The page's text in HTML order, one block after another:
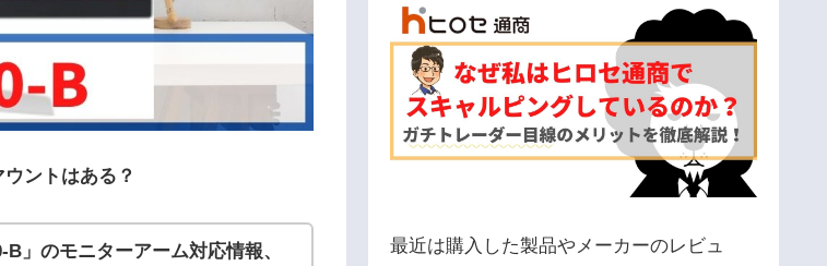
ントはある？
B」のモニターアーム対応情報、
最近は購入した製品やメーカーのレビュ